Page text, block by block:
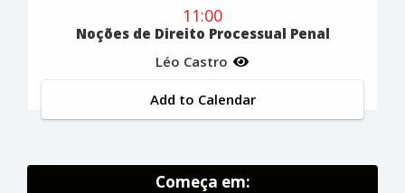
11:00
Noções de Direito Processual Penal
Léo Castro
Add to Calendar
Começa em: